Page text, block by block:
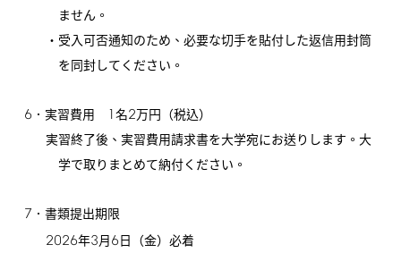
ません。
・受入可否通知のため、必要な切手を貼付した返信用封筒
を同封してください。
6．実習費用 1名2万円（税込）
実習終了後、実習費用請求書を大学宛にお送りします。大
学で取りまとめて納付ください。
7 ．書類提出期限
2026年3月 6日（金）必着